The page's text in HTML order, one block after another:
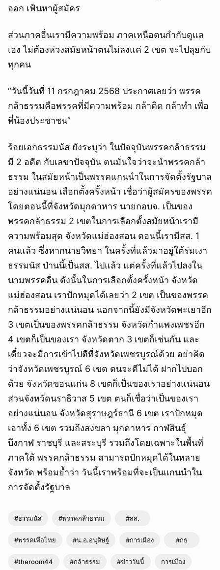
ออก เฟ้นหาผู้สมัคร
ส่วนภาคอื่นเรามีความพร้อม ภาคเหนือตนกำกับดูแล
เอง ไม่ต้องห่วงสมัยหน้าตนไม่ลงแค่ 2 เขต จะไปลุยกับ
ทุกคน
“วันนี้วันที่ 11 กรกฎาคม 2568 ประกาศเลยว่า พรรค
กล้าธรรมคือพรรคที่มีความพร้อม กล้าคิด กล้าทำ เพื่อ
พี่น้องประชาชน”
ร้อยเอกธรรมนัส ยังระบุว่า ในปัจจุบันพรรคกล้าธรรม
มี 2 อดีต กับเลขาปัจจุบัน ตนมั่นใจว่าจะนำพรรคกล้า
ธรรม ในสมัยหน้าเป็นพรรคแกนนำในการจัดตั้งรัฐบาล
อย่างแน่นอน เลือกตั้งครั้งหน้า เชื่อว่าผู้สมัครของพรรค
โดยตอนนี้ที่จังหวัดมุกดาหาร นายกอบจ. เป็นของ
พรรคกล้าธรรม 2 เขตในการเลือกตั้งสมัยหน้าเรามี
ความพร้อมสุด จังหวัดแม่ฮ่องสอน ตอนนี้เรามีสส. 1
คนแล้ว ซึ่งหากนายวิทยา ในครั้งที่แล้วมาอยู่ใต้ร่มเงา
ธรรมนัส ป่านนี้เป็นสส. ไปแล้ว แต่ครั้งที่แล้วไปลงใน
นามพรรคอื่น ดังนั้นในการเลือกตั้งครั้งหน้า จังหวัด
แม่ฮ่องสอน เราปักหมุดได้เลยว่า 2 เขต เป็นของพรรค
กล้าธรรมอย่างแน่นอน นอกจากนี้ยังมีจังหวัดพะเยาอีก
3 เขตเป็นของพรรคกล้าธรรม จังหวัดกำแพงเพชรอีก
4 เขตก็เป็นของเรา จังหวัดตาก 3 เขตก็เช่นกัน และ
เดี๋ยวจะมีการเข้าไปตีที่จังหวัดเพชรบูรณ์ด้วย อย่าคิด
ว่าจังหวัดเพชรบูรณ์ 6 เขต ตนจะตีไม่ได้ ฝากไปบอก
ด้วย จังหวัดขอนแก่น 8 เขตก็เป็นของเราอย่างแน่นอน
ส่วนจังหวัดนราธิวาส 5 เขต ตนก็เชื่อว่าเป็นของเรา
อย่างแน่นอน จังหวัดสุราษฎร์ธานี 6 เขต เราปักหมุด
เอาทั้ง 6 เขต รวมถึงสงขลา มุกดาหาร กาฬสินธุ์
บึงกาฬ ราชบุรี และสระบุรี รวมถึงโดยเฉพาะในพื้นที่
ภาคใต้ พรรคกล้าธรรม สามารถปักหมุดได้ในหลาย
จังหวัด พร้อมย้ำว่า วันนี้เราพร้อมที่จะเป็นแกนนำใน
การจัดตั้งรัฐบาล
#ธรรมนัส #พรรคกล้าธรรม #สส.
#พรรคเพื่อไทย #น.อ.อนุดิษฐ์ #การเมือง #กธ
#theroom44 #กล้าธรรม #ข่าววันนี้ การเมือง
ยกเลิก